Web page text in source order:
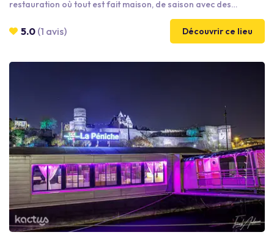
restauration où tout est fait maison, de saison avec des
5.0 (1 avis) Découvrir ce lieu